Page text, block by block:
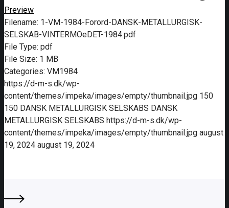
Preview
Filename: 1-VM-1984-Forord-DANSK-METALLURGISK-
SELSKAB-VINTERMOeDET-1984.pdf
File Type: pdf
File Size: 1 MB
Categories: VM1984
https://d-m-s.dk/wp-
content/themes/impeka/images/empty/thumbnail.jpg 150
150 DANSK METALLURGISK SELSKABS DANSK
METALLURGISK SELSKABS https://d-m-s.dk/wp-
content/themes/impeka/images/empty/thumbnail.jpg august
19, 2024 august 19, 2024